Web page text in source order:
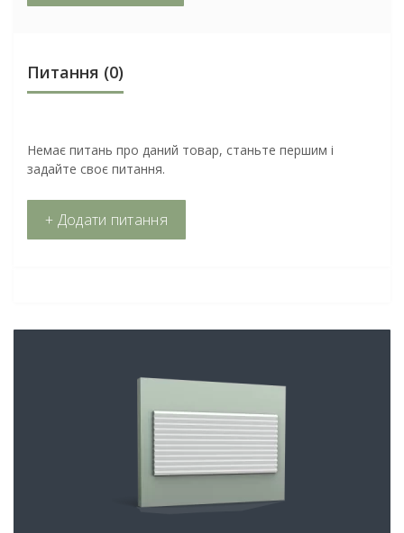
Питання (0)
Немає питань про даний товар, станьте першим і
задайте своє питання.
+ Додати питання